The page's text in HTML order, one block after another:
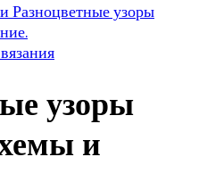
Разноцветные узоры
узоры
и